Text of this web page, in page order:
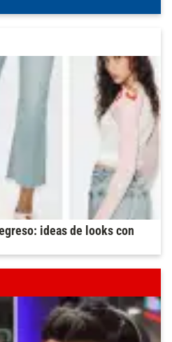
ideas de looks con